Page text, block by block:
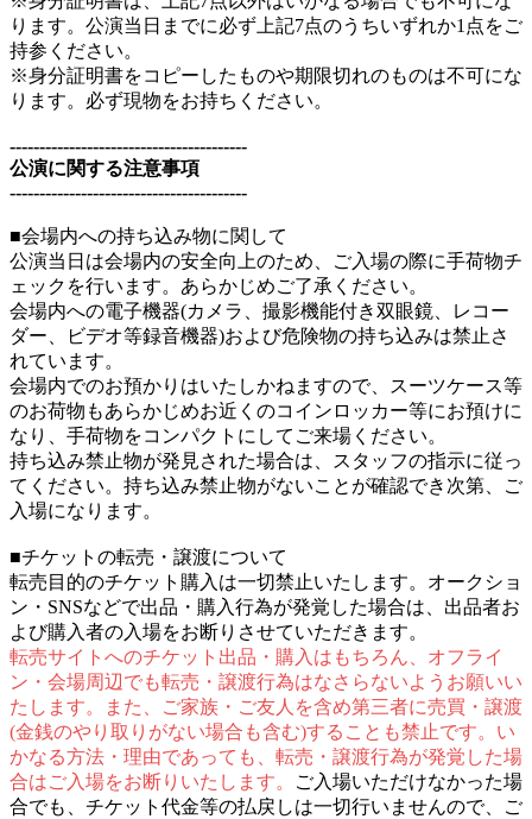
ります。公演当日までに必ず上記7点のうちいずれか1点をご
持参ください。
※身分証明書をコピーしたものや期限切れのものは不可にな
ります。必ず現物をお持ちください。
----------------------------------------
公演に関する注意事項
----------------------------------------
■会場内への持ち込み物に関して
公演当日は会場内の安全向上のため、ご入場の際に手荷物チ
ェックを行います。あらかじめご了承ください。
会場内への電子機器(カメラ、撮影機能付き双眼鏡、レコー
ダー、ビデオ等録音機器)および危険物の持ち込みは禁止さ
れています。
会場内でのお預かりはいたしかねますので、スーツケース等
のお荷物もあらかじめお近くのコインロッカー等にお預けに
なり、手荷物をコンパクトにしてご来場ください。
持ち込み禁止物が発見された場合は、スタッフの指示に従っ
てください。持ち込み禁止物がないことが確認でき次第、ご
入場になります。
■チケットの転売・譲渡について
転売目的のチケット購入は一切禁止いたします。オークショ
ン・SNSなどで出品・購入行為が発覚した場合は、出品者お
よび購入者の入場をお断りさせていただきます。
転売サイトへのチケット出品・購入はもちろん、オフライ
ン・会場周辺でも転売・譲渡行為はなさらないようお願いい
たします。また、ご家族・ご友人を含め第三者に売買・譲渡
(金銭のやり取りがない場合も含む)することも禁止です。い
かなる方法・理由であっても、転売・譲渡行為が発覚した場
合はご入場をお断りいたします。
ご入場いただけなかった場
合でも、チケット代金等の払戻しは一切行いませんので、ご